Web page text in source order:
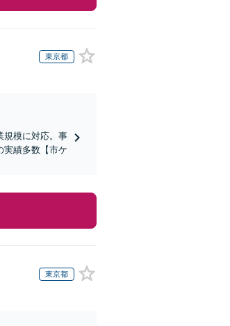
東京都
規模に対応。事
実績多数【市ケ
東京都